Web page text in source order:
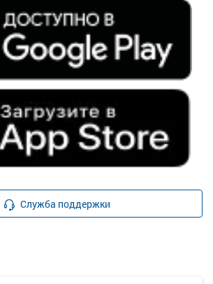
Служба поддержки